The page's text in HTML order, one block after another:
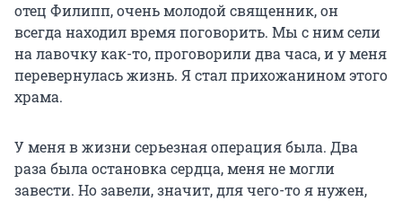
отец Филипп, очень молодой священник, он
всегда находил время поговорить. Мы с ним сели
на лавочку как-то, проговорили два часа, и у меня
перевернулась жизнь. Я стал прихожанином этого
храма.
У меня в жизни серьезная операция была. Два
раза была остановка сердца, меня не могли
завести. Но завели, значит, для чего-то я нужен,